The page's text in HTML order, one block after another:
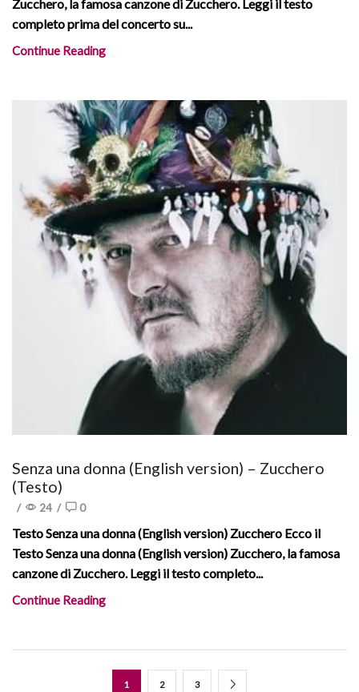
Zucchero, la famosa canzone di Zucchero. Leggi il testo
completo prima del concerto su...
Continue Reading
Senza una donna (English version) – Zucchero
(Testo)
/ 24 / 0
Testo Senza una donna (English version) Zucchero Ecco il
Testo Senza una donna (English version) Zucchero, la famosa
canzone di Zucchero. Leggi il testo completo...
Continue Reading
1 2 3